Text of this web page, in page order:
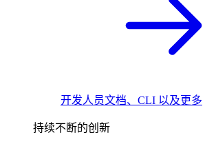
开发人员文档、CLI 以及更多
持续不断的创新